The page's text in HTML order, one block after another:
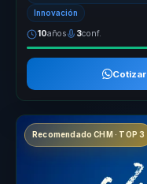
Innovación
10años 3conf.
Cotizar
Recomendado CHM · TOP 3